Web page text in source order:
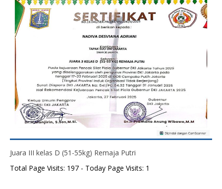
Juara III kelas D (51-55kg) Remaja Putri
Total Page Visits: 197 - Today Page Visits: 1